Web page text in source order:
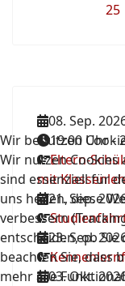
25
08. Sep.
19:00 Uhr-
Eltern-
mit
21. Sep.
23. Sep.
03. Okt.
Wir benutzen
Wir nutzen Cookies
sind essenziell für
uns helfen, diese
verbessern
entscheiden, ob
beachten Sie, dass
mehr alle